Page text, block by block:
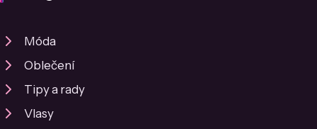
Móda
Oblečení
Tipy a rady
Vlasy